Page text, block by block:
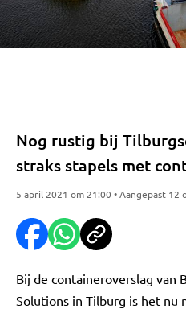
Nog rustig bij
straks stapels met
5 april 2021 om 21:00 • Aangepast
Bij de containeroverslag van
Solutions in Tilburg is het nu